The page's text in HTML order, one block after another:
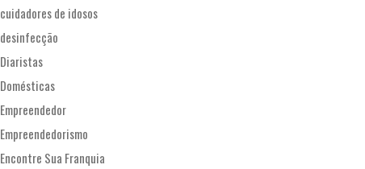
cuidadores de idosos
desinfecção
Diaristas
Domésticas
Empreendedor
Empreendedorismo
Encontre Sua Franquia